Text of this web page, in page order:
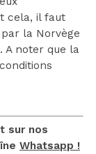
cela, il faut
la Norvège
A noter que la
sur nos
Whatsapp !